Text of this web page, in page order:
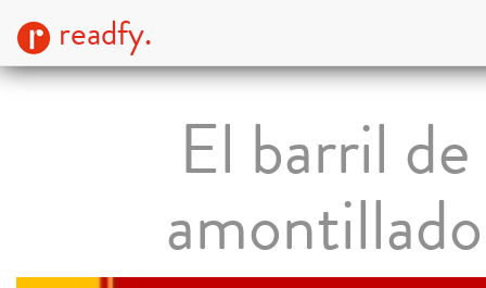
readfy.
El barril de
amontillado